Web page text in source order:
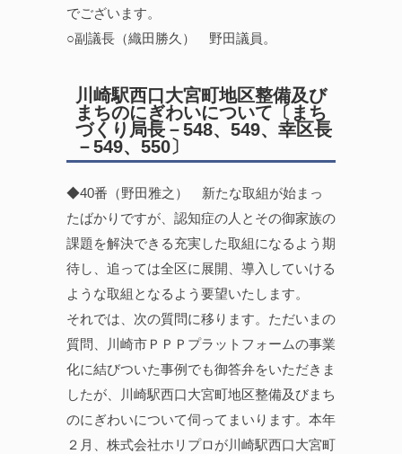
でございます。
○副議長（織田勝久） 野田議員。
川崎駅西口大宮町地区整備及び
まちのにぎわいについて〔まち
づくり局長－548、549、幸区長
－549、550〕
◆40番（野田雅之） 新たな取組が始まっ
たばかりですが、認知症の人とその御家族の
課題を解決できる充実した取組になるよう期
待し、追っては全区に展開、導入していける
ような取組となるよう要望いたします。
それでは、次の質問に移ります。ただいまの
質問、川崎市ＰＰＰプラットフォームの事業
化に結びついた事例でも御答弁をいただきま
したが、川崎駅西口大宮町地区整備及びまち
のにぎわいについて伺ってまいります。本年
２月、株式会社ホリプロが川崎駅西口大宮町